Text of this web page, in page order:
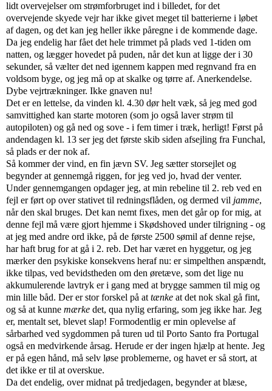
lidt overvejelser om strømforbruget ind i billedet, for det
overvejende skyede vejr har ikke givet meget til batterierne i løbet
af dagen, og det kan jeg heller ikke påregne i de kommende dage.
Da jeg endelig har fået det hele trimmet på plads ved 1-tiden om
natten, og lægger hovedet på puden, når det kun at ligge der i 30
sekunder, så vælter det ned igennem kappen med regnvand fra en
voldsom byge, og jeg må op at skalke og tørre af. Anerkendelse.
Dybe vejrtrækninger. Ikke gnaven nu!
Det er en lettelse, da vinden kl. 4.30 dør helt væk, så jeg med god
samvittighed kan starte motoren (som jo også laver strøm til
autopiloten) og gå ned og sove - i fem timer i træk, herligt! Først på
andendagen kl. 13 ser jeg det første skib siden afsejling fra Funchal,
så plads er der nok af.
Så kommer der vind, en fin jævn SV. Jeg sætter storsejlet og
begynder at gennemgå riggen, for jeg ved jo, hvad der venter.
Under gennemgangen opdager jeg, at min rebeline til 2. reb ved en
fejl er ført op over stativet til redningsflåden, og dermed vil jamme,
når den skal bruges. Det kan nemt fixes, men det går op for mig, at
denne fejl må være gjort hjemme i Skødshoved under tilrigning - og
at jeg med andre ord ikke, på de første 2500 sømil af denne rejse,
har haft brug for at gå i 2. reb. Det har været en hyggetur, og jeg
mærker den psykiske konsekvens heraf nu: er simpelthen anspændt,
ikke tilpas, ved bevidstheden om den øretæve, som det lige nu
akkumulerende lavtryk er i gang med at brygge sammen til mig og
min lille båd. Der er stor forskel på at tænke at det nok skal gå fint,
og så at kunne mærke det, qua nylig erfaring, som jeg ikke har. Jeg
er, mentalt set, blevet slap! Formodentlig er min oplevelse af
sårbarhed ved sygdommen på turen ud til Porto Santo fra Portugal
også en medvirkende årsag. Herude er der ingen hjælp at hente. Jeg
er på egen hånd, må selv løse problemerne, og havet er så stort, at
det ikke er til at overskue.
Da det endelig, over midnat på tredjedagen, begynder at blæse,